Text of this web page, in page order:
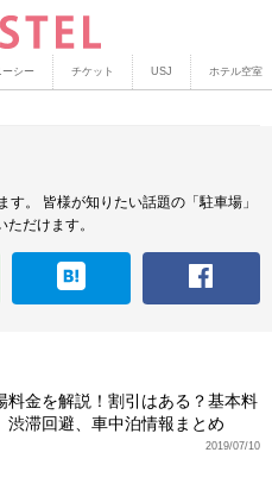
ーシー チケット USJ ホテル空室
す。
皆様が知りたい話題の「駐車場」
だけます。
料金を解説！割引はある？基本料
渋滞回避、車中泊情報まとめ
2019/07/10